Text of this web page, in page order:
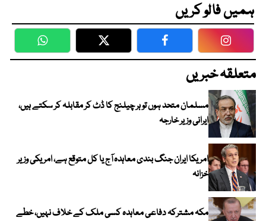
ہمیں فالو کریں
WhatsApp Twitter Facebook
متعلقہ خبریں
مسلمان متحد ہوں تو ہر چیلنج کا ڈٹ کر مقابلہ کر سکتے ہیں،
ایرانی وزیر خارجہ
امریکا ایران جنگ بندی معاہدہ آج یا کل متوقع ہے، امریکی وزیر
خزانہ
مکہ مشترکہ دفاعی معاہدہ کسی ملک کے خلاف نہیں، خطے